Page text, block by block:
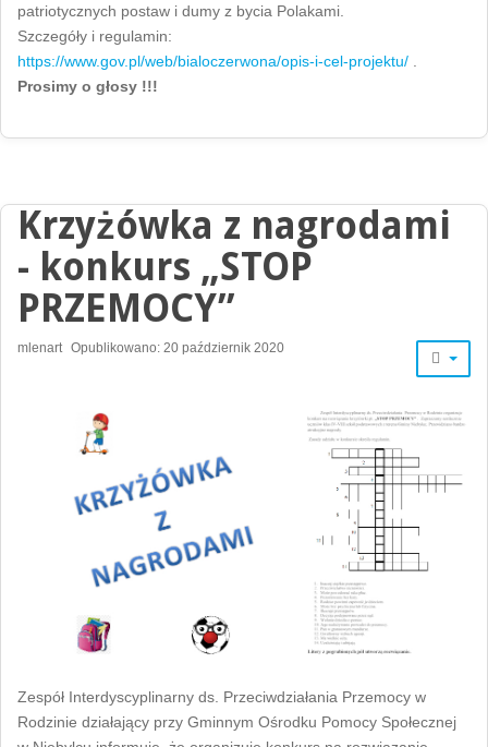
patriotycznych postaw i dumy z bycia Polakami.
Szczegóły i regulamin:
https://www.gov.pl/web/bialoczerwona/opis-i-cel-projektu/
Prosimy o głosy !!!
Krzyżówka z nagrodami
- konkurs „STOP
PRZEMOCY”
mlenart Opublikowano: 20 październik 2020
Zespół Interdyscyplinarny ds. Przeciwdziałania Przemocy w
Rodzinie działający przy Gminnym Ośrodku Pomocy Społecznej